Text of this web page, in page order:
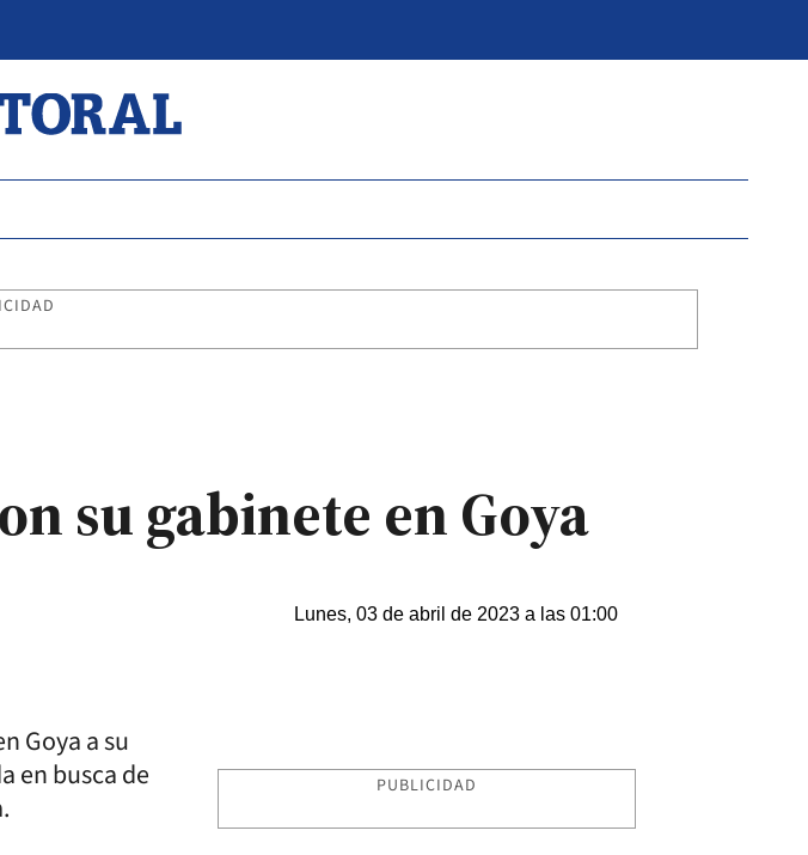
su gabinete en Goya
Lunes, 03 de abril de 2023 a las 01:00
Goya a su
en busca de
PUBLICIDAD